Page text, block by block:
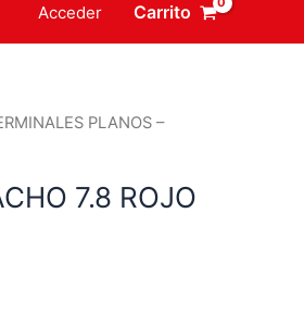
Acceder Carrito
PLANOS –
7.8 ROJO